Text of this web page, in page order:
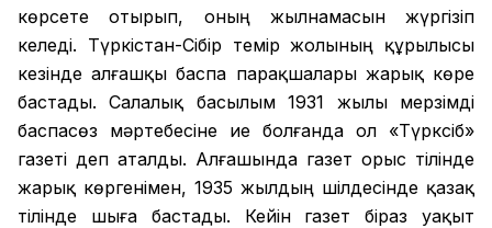
көрсете отырып, оның жылнамасын жүргізіп
келеді. Түркістан-Сібір темір жолының құрылысы
кезінде алғашқы баспа парақшалары жарық көре
бастады. Салалық басылым 1931 жылы мерзімді
баспасөз мәртебесіне ие болғанда ол «Түрксіб»
газеті деп аталды. Алғашында газет орыс тілінде
жарық көргенімен, 1935 жылдың шілдесінде қазақ
тілінде шыға бастады. Кейін газет біраз уақыт